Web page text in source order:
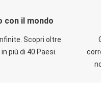
con il mondo
Scopri oltre
più di 40 Paesi.